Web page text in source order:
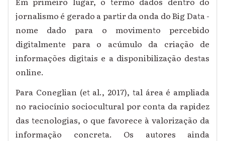
jornalismo é gerado a partir da onda do Big Data -
nome dado para o movimento percebido
digitalmente para o acúmulo da criação de
informações digitais e a disponibilização destas
online.
Para Coneglian (et al., 2017), tal área é ampliada
no raciocínio sociocultural por conta da rapidez
das tecnologias, o que favorece à valorização da
informação concreta. Os autores ainda